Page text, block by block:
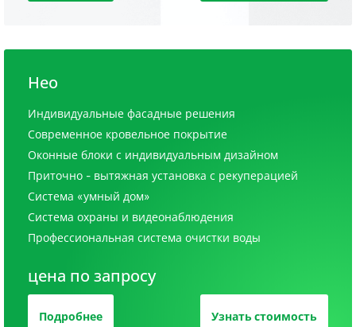
Нео
Индивидуальные фасадные решения
Современное кровельное покрытие
Оконные блоки с индивидуальным дизайном
Приточно - вытяжная установка с рекуперацией
Система «умный дом»
Система охраны и видеонаблюдения
Профессиональная система очистки воды
цена по запросу
Подробнее Узнать стоимость